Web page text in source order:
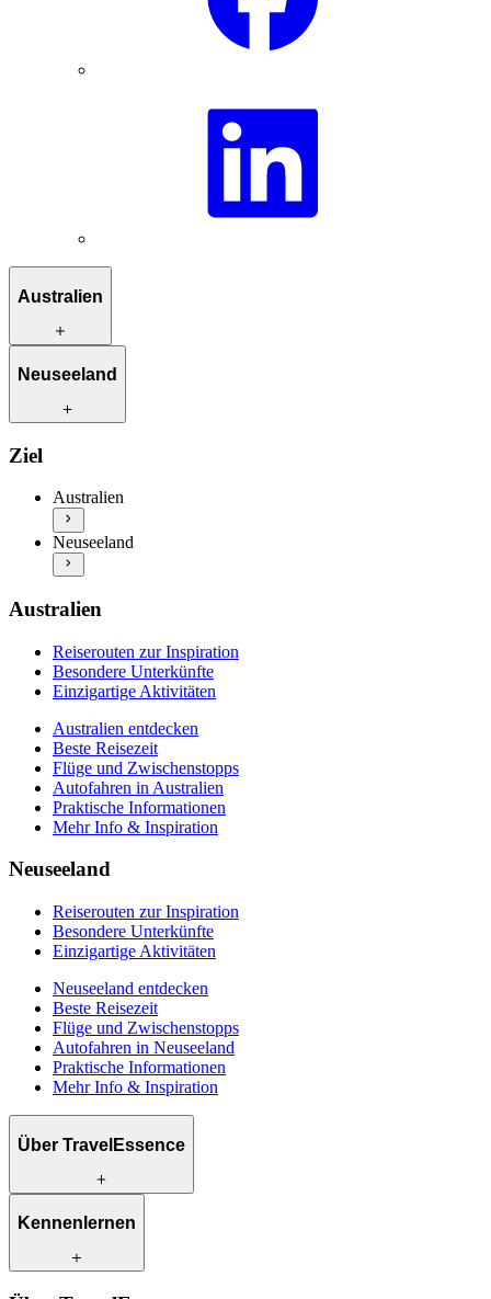
Australien
Reiserouten zur Inspiration
Einzigartige Aktivitäten
Flüge und Zwischenstopps
Autofahren in Australien
Praktische Informationen
Mehr Info & Inspiration
Neuseeland
Einzigartige Aktivitäten
Neuseeland entdecken
Beste Reisezeit
Flüge und Zwischenstopps
Praktische Informationen
Ziel
Australien
Neuseeland
Australien
Reiserouten zur Inspiration
Besondere Unterkünfte
Einzigartige Aktivitäten
Australien entdecken
Beste Reisezeit
Flüge und Zwischenstopps
Autofahren in Australien
Praktische Informationen
Mehr Info & Inspiration
Neuseeland
Reiserouten zur Inspiration
Besondere Unterkünfte
Einzigartige Aktivitäten
Neuseeland entdecken
Beste Reisezeit
Flüge und Zwischenstopps
Autofahren in Neuseeland
Praktische Informationen
Mehr Info & Inspiration
Über TravelEssence
Was wir anbieten
Was uns einzigartig macht
Kennenlernen